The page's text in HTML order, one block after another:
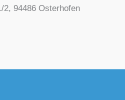
2, 94486 Osterhofen